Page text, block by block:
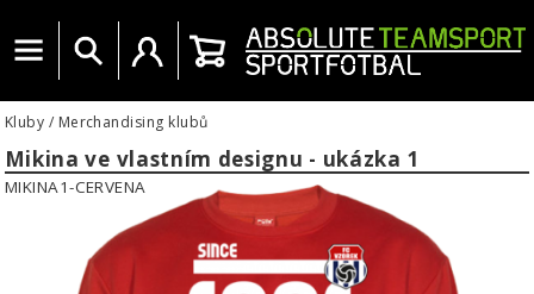
Menu Vyhledat Uživatelský účet
Košík
Kluby / Merchandising klubů
Mikina ve vlastním designu - ukázka 1
MIKINA1-CERVENA